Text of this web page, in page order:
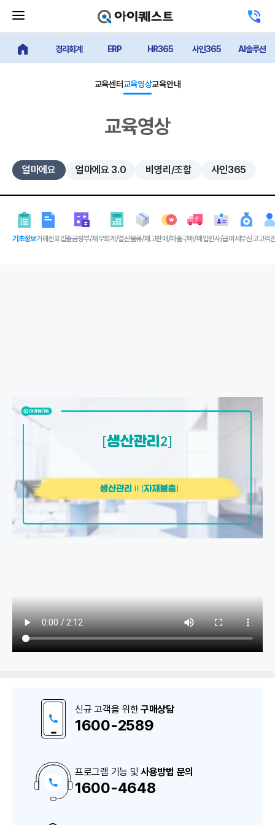
기
버
튼
센
터
얼마에요 메인경리회계 ERP HR365 사인365 AI솔루션
교육센터교육영상교육안내
교육영상
얼마에요 얼마에요 3.0 비영리/조합 사인365
기초정보거래전표입출금장부/재무회계/결산물류/재고판매/매출구매/매입인사/급여 세무신고고객
로트/시리얼번호 내역
생산품목, 공정등록, 공정외주처
공정관리, BOM, BOM 역전개
구
매
신규 고객을 위한구매상담
1600-2589
프로그램 기능 및 사용방법 문의
1600-4648